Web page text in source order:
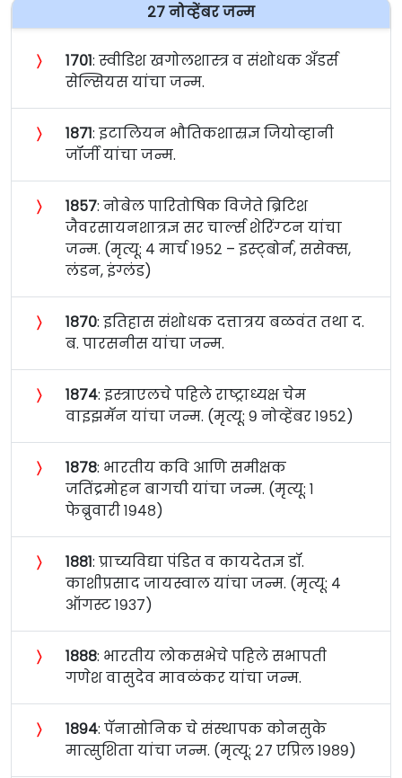
२७ नोव्हेंबर जन्म
〉 १७०१: स्वीडिश खगोलशास्त्र व संशोधक अँडर्स
सेल्सियस यांचा जन्म.
〉 १८७१: इटालियन भौतिकशास्रज्ञ जियोव्हानी
जॉर्जी यांचा जन्म.
〉 १८५७: नोबेल पारितोषिक विजेते ब्रिटिश
जैवरसायनशात्रज्ञ सर चार्ल्स शेरिंग्टन यांचा
जन्म. (मृत्यू: ४ मार्च १९५२ – इस्ट्बोर्न, ससेक्स,
लंडन, इंग्लंड)
〉 १८७०: इतिहास संशोधक दत्तात्रय बळवंत तथा द.
ब. पारसनीस यांचा जन्म.
〉 १८७४: इस्त्राएलचे पहिले राष्ट्राध्यक्ष चेम
वाइझमॅन यांचा जन्म. (मृत्यू: ९ नोव्हेंबर १९५२)
〉 १८७८: भारतीय कवि आणि समीक्षक
जतिंद्रमोहन बागची यांचा जन्म. (मृत्यू: १
फेब्रुवारी १९४८)
〉 १८८१: प्राच्यविद्या पंडित व कायदेतज्ञ डॉ.
काशीप्रसाद जायस्वाल यांचा जन्म. (मृत्यू: ४
ऑगस्ट १९३७)
〉 १८८८: भारतीय लोकसभेचे पहिले सभापती
गणेश वासुदेव मावळंकर यांचा जन्म.
〉 १८९४: पॅनासोनिक चे संस्थापक कोनसुके
मात्सुशिता यांचा जन्म. (मृत्यू: २७ एप्रिल १९८९)